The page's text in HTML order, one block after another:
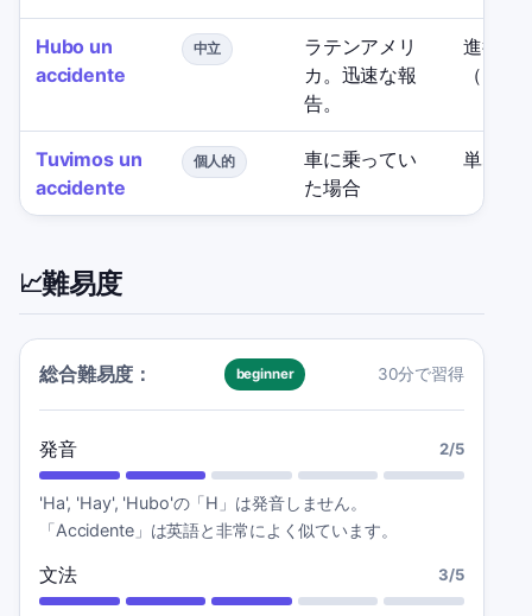
Hubo un
accidente
中立
ラテンアメリ
カ。迅速な報
告。
進行中
（
Tuvimos un
accidente
個人的
車に乗ってい
た場合
単なる
📈難易度
総合難易度： beginner 30分で習得
発音 2/5
'Ha', 'Hay', 'Hubo'の「H」は発音しません。
「Accidente」は英語と非常によく似ています。
文法 3/5